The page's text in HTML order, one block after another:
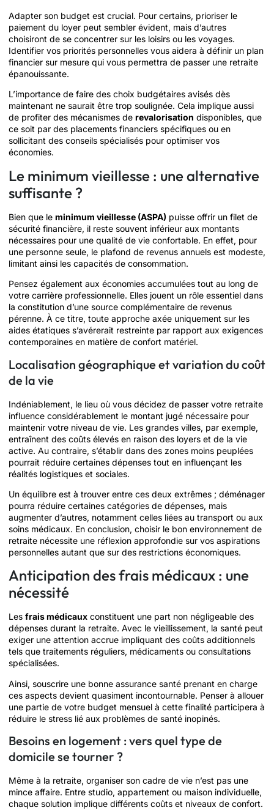
Adapter son budget est crucial. Pour certains, prioriser le
paiement du loyer peut sembler évident, mais d’autres
choisiront de se concentrer sur les loisirs ou les voyages.
Identifier vos priorités personnelles vous aidera à définir un plan
financier sur mesure qui vous permettra de passer une retraite
épanouissante.
L’importance de faire des choix budgétaires avisés dès
maintenant ne saurait être trop soulignée. Cela implique aussi
de profiter des mécanismes de revalorisation disponibles, que
ce soit par des placements financiers spécifiques ou en
sollicitant des conseils spécialisés pour optimiser vos
économies.
Le minimum vieillesse : une alternative
suffisante ?
Bien que le minimum vieillesse (ASPA) puisse offrir un filet de
sécurité financière, il reste souvent inférieur aux montants
nécessaires pour une qualité de vie confortable. En effet, pour
une personne seule, le plafond de revenus annuels est modeste,
limitant ainsi les capacités de consommation.
Pensez également aux économies accumulées tout au long de
votre carrière professionnelle. Elles jouent un rôle essentiel dans
la constitution d’une source complémentaire de revenus
pérenne. À ce titre, toute approche axée uniquement sur les
aides étatiques s’avérerait restreinte par rapport aux exigences
contemporaines en matière de confort matériel.
Localisation géographique et variation du coût
de la vie
Indéniablement, le lieu où vous décidez de passer votre retraite
influence considérablement le montant jugé nécessaire pour
maintenir votre niveau de vie. Les grandes villes, par exemple,
entraînent des coûts élevés en raison des loyers et de la vie
active. Au contraire, s’établir dans des zones moins peuplées
pourrait réduire certaines dépenses tout en influençant les
réalités logistiques et sociales.
Un équilibre est à trouver entre ces deux extrêmes ; déménager
pourra réduire certaines catégories de dépenses, mais
augmenter d’autres, notamment celles liées au transport ou aux
soins médicaux. En conclusion, choisir le bon environnement de
retraite nécessite une réflexion approfondie sur vos aspirations
personnelles autant que sur des restrictions économiques.
Anticipation des frais médicaux : une
nécessité
Les frais médicaux constituent une part non négligeable des
dépenses durant la retraite. Avec le vieillissement, la santé peut
exiger une attention accrue impliquant des coûts additionnels
tels que traitements réguliers, médicaments ou consultations
spécialisées.
Ainsi, souscrire une bonne assurance santé prenant en charge
ces aspects devient quasiment incontournable. Penser à allouer
une partie de votre budget mensuel à cette finalité participera à
réduire le stress lié aux problèmes de santé inopinés.
Besoins en logement : vers quel type de
domicile se tourner ?
Même à la retraite, organiser son cadre de vie n’est pas une
mince affaire. Entre studio, appartement ou maison individuelle,
chaque solution implique différents coûts et niveaux de confort.